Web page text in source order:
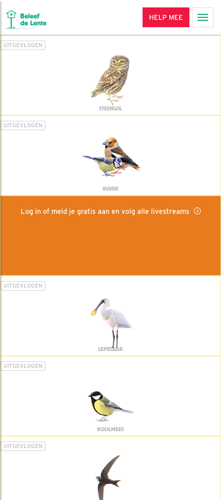
HELP MEE
UITGEVLOGEN
STEENUIL
UITGEVLOGEN
VIJVER
Log in of meld je gratis aan en volg alle livestreams
UITGEVLOGEN
LEPELAAR
UITGEVLOGEN
KOOLMEES
UITGEVLOGEN